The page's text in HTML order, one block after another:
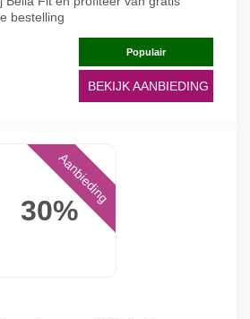
bestelling
Populair
BEKIJK AANBIEDING
30%
Aanbieding